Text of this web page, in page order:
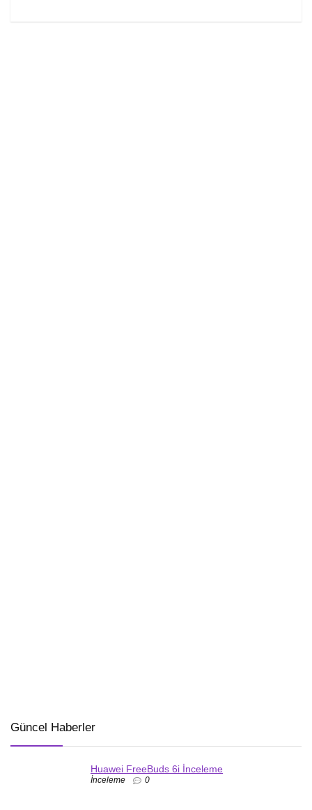
Güncel Haberler
Huawei FreeBuds 6i İnceleme
İnceleme 0